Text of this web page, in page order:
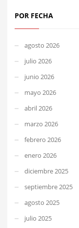
POR FECHA
agosto 2026
julio 2026
junio 2026
mayo 2026
abril 2026
marzo 2026
febrero 2026
enero 2026
diciembre 2025
septiembre 2025
agosto 2025
julio 2025